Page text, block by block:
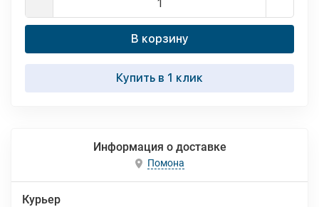
В корзину
Купить в 1 клик
Информация о доставке
Помона
Курьер